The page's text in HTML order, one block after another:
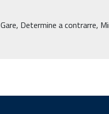
Determine a contrarre,